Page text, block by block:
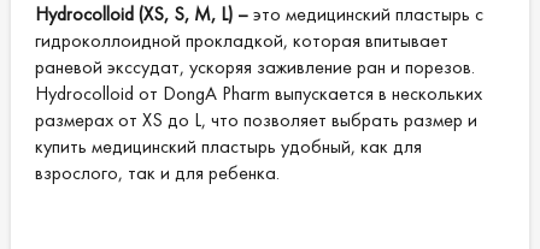
Hydrocolloid (XS, S, M, L) –это медицинский пластырь с
гидроколлоидной прокладкой, которая впитывает
раневой экссудат, ускоряя заживление ран и порезов.
Hydrocolloid от DongA Pharm выпускается в нескольких
размерах от XS до L, что позволяет выбрать размер и
купить медицинский пластырь удобный, как для
взрослого, так и для ребенка.